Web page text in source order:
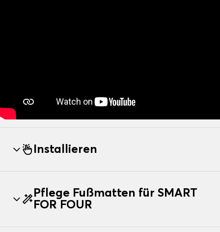
Installieren
Pflege Fußmatten für SMART
FOR FOUR